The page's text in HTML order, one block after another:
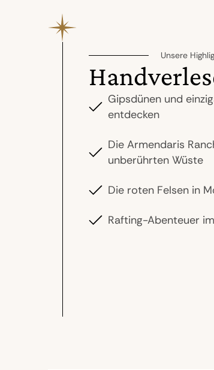
Unsere
Gipsdünen und
entdecken
Die Armendaris
unberührten Wüste
Die roten Felsen in
Rafting-Abenteuer